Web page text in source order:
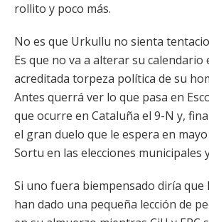
rollito y poco más.
No es que Urkullu no sienta
Es que no va a alterar su calendario
acreditada torpeza política de su
Antes querrá ver lo que pasa en
que ocurre en Cataluña el 9-N y,
el gran duelo que le espera en
Sortu en las elecciones municipales
Si uno fuera biempensado diría que
han dado una pequeña lección de